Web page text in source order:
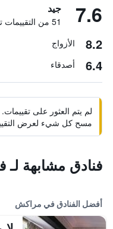
7.6 جيد
51 من التقييمات تم التحقق منها
8.2 الأزواج
6.4 أصدقاء
لم يتم العثور على
مسح كل شيء لعرض
فنادق مشابهة لـ
أفضل الفنادق في مراكش